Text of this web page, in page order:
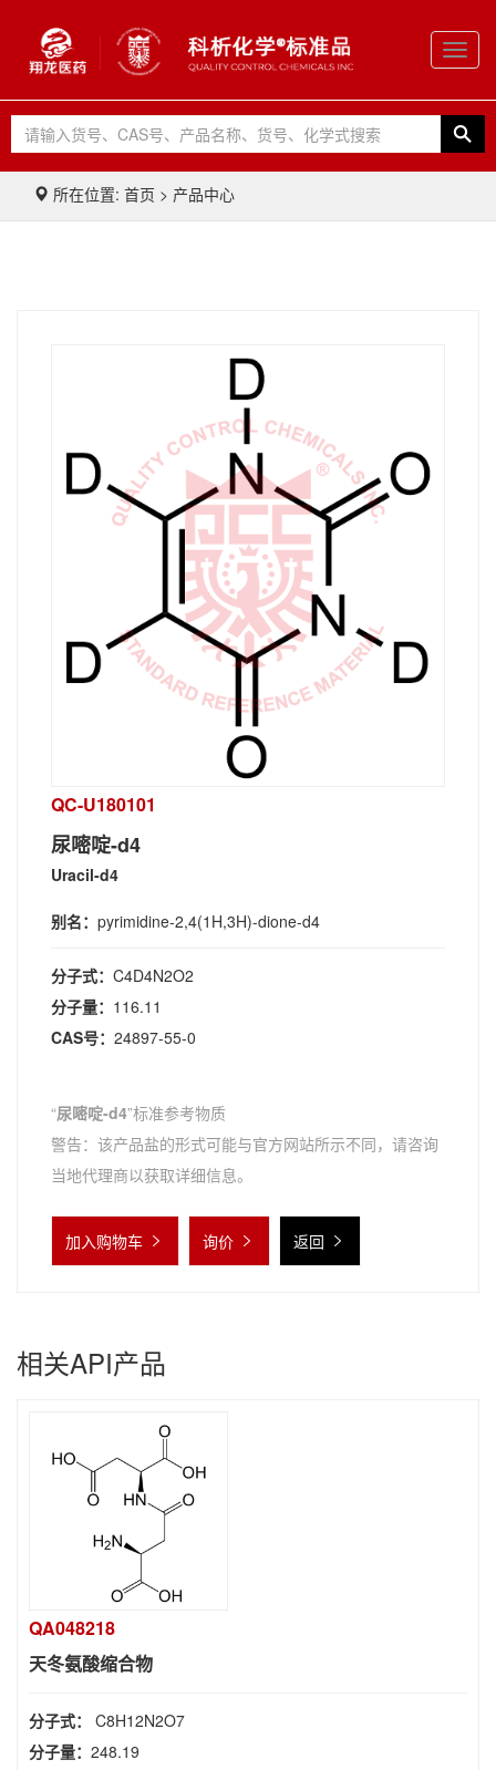
所在位置: 首页 > 产品中心
QC-U180101
尿嘧啶-d4
Uracil-d4
别名： pyrimidine-2,4(1H,3H)-dione-d4
分子式： C4D4N2O2
分子量： 116.11
CAS号： 24897-55-0
“尿嘧啶-d4”标准参考物质
警告：该产品盐的形式可能与官方网站所示不同，请咨询
当地代理商以获取详细信息。
加入购物车 询价 返回
相关API产品
QA048218
天冬氨酸缩合物
分子式： C8H12N2O7
分子量： 248.19